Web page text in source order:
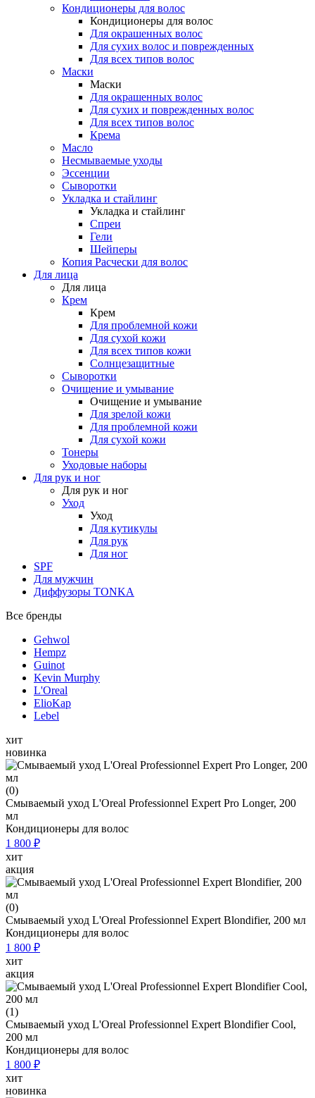
Кондиционеры для волос
Кондиционеры для волос
Для окрашенных волос
Для сухих волос и поврежденных
Для всех типов волос
Маски
Маски
Для окрашенных волос
Для сухих и поврежденных волос
Для всех типов волос
Крема
Масло
Несмываемые уходы
Эссенции
Сыворотки
Укладка и стайлинг
Укладка и стайлинг
Спреи
Гели
Шейперы
Копия Расчески для волос
Для лица
Для лица
Крем
Крем
Для проблемной кожи
Для сухой кожи
Для всех типов кожи
Солнцезащитные
Сыворотки
Очищение и умывание
Очищение и умывание
Для зрелой кожи
Для проблемной кожи
Для сухой кожи
Тонеры
Уходовые наборы
Для рук и ног
Для рук и ног
Уход
Уход
Для кутикулы
Для рук
Для ног
SPF
Для мужчин
Диффузоры TONKA
Все бренды
Gehwol
Hempz
Guinot
Kevin Murphy
L'Oreal
ElioKap
Lebel
хит
новинка
(0)
Смываемый уход L'Oreal Professionnel Expert Pro Longer, 200
мл
Кондиционеры для волос
1 800 ₽
хит
акция
(0)
Смываемый уход L'Oreal Professionnel Expert Blondifier, 200 мл
Кондиционеры для волос
1 800 ₽
хит
акция
(1)
Смываемый уход L'Oreal Professionnel Expert Blondifier Cool,
200 мл
Кондиционеры для волос
1 800 ₽
хит
новинка